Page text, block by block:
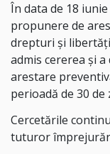
În data de 18
propunere de
drepturi şi
admis cererea şi
arestare
perioadă de 30 de
Cercetările
tuturor